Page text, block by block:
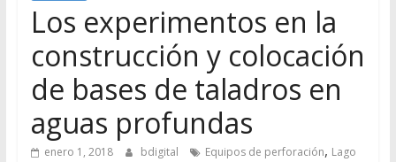
Los experimentos en la
construcción y colocación
de bases de taladros en
aguas profundas
enero 1, 2018 bdigital Equipos de perforación, Lago